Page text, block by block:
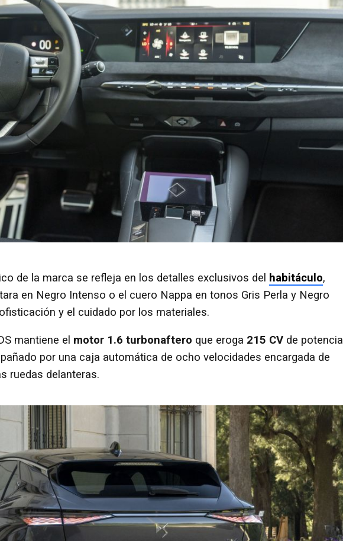
de la marca se refleja en los detalles exclusivos del habitáculo,
en Negro Intenso o el cuero Nappa en tonos Gris Perla y Negro
y el cuidado por los materiales.
mantiene el motor 1.6 turbonaftero que eroga 215 CV de
por una caja automática de ocho velocidades encargada de
ruedas delanteras.